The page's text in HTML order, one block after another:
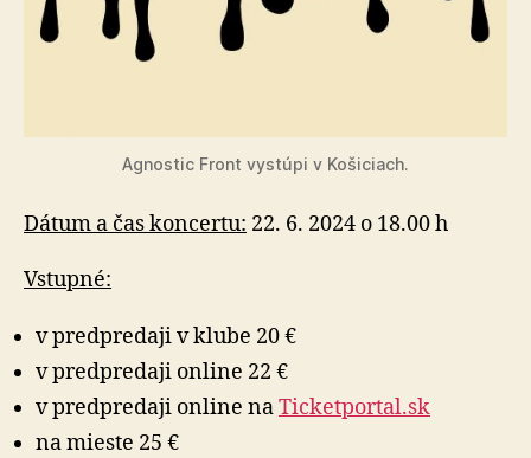
Agnostic Front vystúpi v Košiciach.
Dátum a čas koncertu: 22. 6. 2024 o 18.00 h
Vstupné:
v predpredaji v klube 20 €
v predpredaji online 22 €
v predpredaji online naTicketportal.sk
na mieste 25 €